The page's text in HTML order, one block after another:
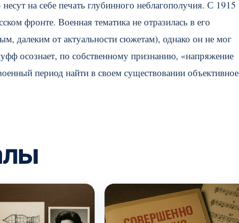
на себе печать глубинного неблагополучия. С 1915
фронте. Военная тематика не отразилась в его
далеким от актуальности сюжетам), однако он не мог
осознает, по собственному признанию, «напряжение
период найти в своем существовании объективное